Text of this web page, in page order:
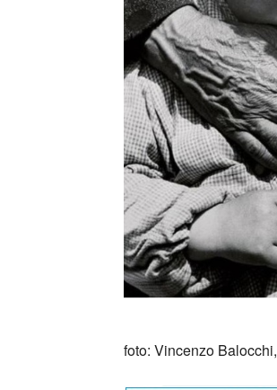
foto: Vincenzo Balocchi,